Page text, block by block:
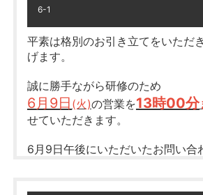
2026/8/11（火）～2026/
※2026/8/17（月）より通常通り営
休業期間中に頂きましたお問い合
は、2026/8/17（月）以降、
順次対応させていただきます。
皆様には大変ご不便をおかけいた
7月4日(土)以降順次対応させてい
皆様には大変ご不便をおかけいた
理解の程お願い申し上げます。
6-1
平素は格別のお引き立てをいただ
げます。
誠に勝手ながら研修のため
6月9日 (火)の営業を13時00分
せていただきます。
6月9日午後にいただいたお問い合